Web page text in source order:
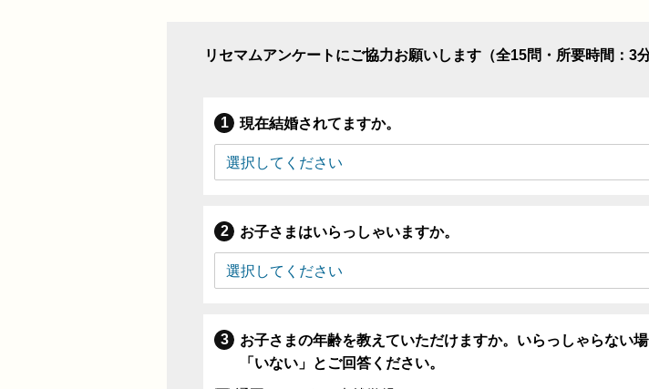
リセマムアンケートにご協力お願いします（全15問・所要時間：3分
現在結婚されてますか。
お子さまはいらっしゃいますか。
お子さまの年齢を教えていただけますか。いらっしゃらない
「いない」とご回答ください。